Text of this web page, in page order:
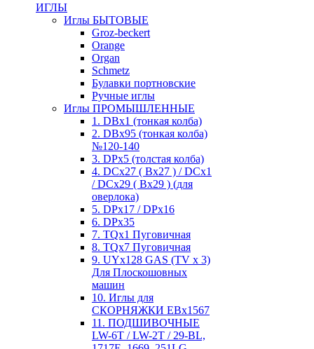
ИГЛЫ
Иглы БЫТОВЫЕ
Groz-beckert
Orange
Organ
Schmetz
Булавки портновские
Ручные иглы
Иглы ПРОМЫШЛЕННЫЕ
1. DBx1 (тонкая колба)
2. DBx95 (тонкая колба)
№120-140
3. DPx5 (толстая колба)
4. DCx27 ( Bx27 ) / DCx1
/ DCx29 ( Bx29 ) (для
оверлока)
5. DPx17 / DPx16
6. DPx35
7. TQx1 Пуговичная
8. TQx7 Пуговичная
9. UYx128 GAS (TV x 3)
Для Плоскошовных
машин
10. Иглы для
СКОРНЯЖКИ EBx1567
11. ПОДШИВОЧНЫЕ
LW-6T / LW-2T / 29-BL,